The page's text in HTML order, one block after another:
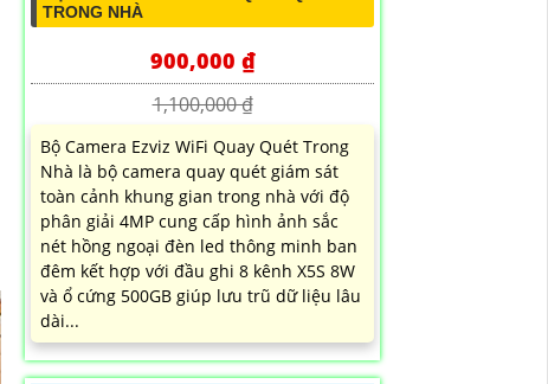
TRONG NHÀ
900,000 ₫
1,100,000 ₫
Bộ Camera Ezviz WiFi Quay Quét Trong
Nhà là bộ camera quay quét giám sát
toàn cảnh khung gian trong nhà với độ
phân giải 4MP cung cấp hình ảnh sắc
nét hồng ngoại đèn led thông minh ban
đêm kết hợp với đầu ghi 8 kênh X5S 8W
và ổ cứng 500GB giúp lưu trũ dữ liệu lâu
dài...